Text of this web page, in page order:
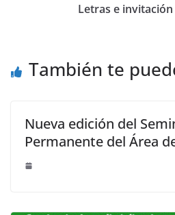
Letras e
También te
Nueva edición del
Permanente del Área